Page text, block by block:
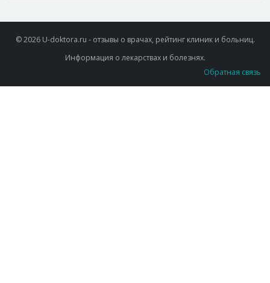
© 2026 U-doktora.ru - отзывы о врачах, рейтинг клиник и больниц.
Информация о лекарствах и болезнях.
Обратная связь